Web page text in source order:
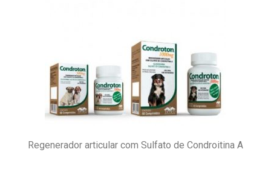
Regenerador articular com Sulfato de Condroitina A